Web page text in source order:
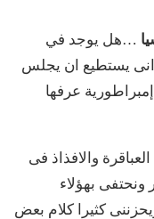
…هل يوجد في
يستطيع ان يجلس
عرفها
والافذاذ فى
بهؤلاء
كثيرا كلام بعض